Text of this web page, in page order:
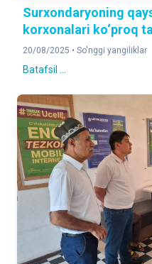
Surxondaryoning
korxonalari ko‘proq
20/08/2025 • So'nggi yangiliklar
Batafsil ...